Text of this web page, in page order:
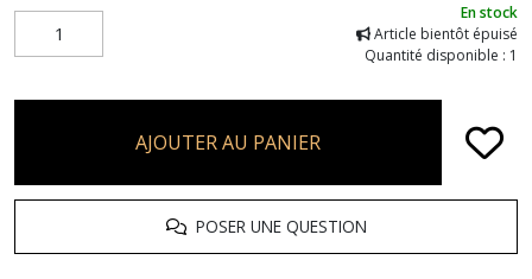
En stock
Article bientôt épuisé
Quantité disponible : 1
AJOUTER AU PANIER
POSER UNE QUESTION